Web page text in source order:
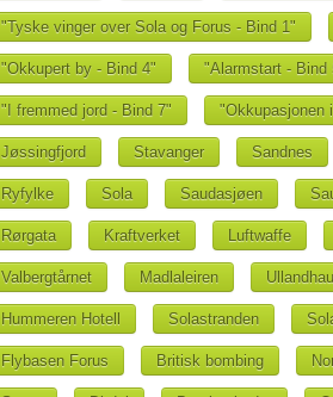
"Tyske vinger over Sola og Forus - Bind 1"
"Okkupert by - Bind 4" "Alarmstart - Bind
"I fremmed jord - Bind 7" "Okkupasjonen
Jøssingfjord Stavanger Sandnes
Ryfylke Sola Saudasjøen
Rørgata Kraftverket Luftwaffe
Valbergtårnet Madlaleiren
Hummeren Hotell Solastranden
Flybasen Forus Britisk bombing